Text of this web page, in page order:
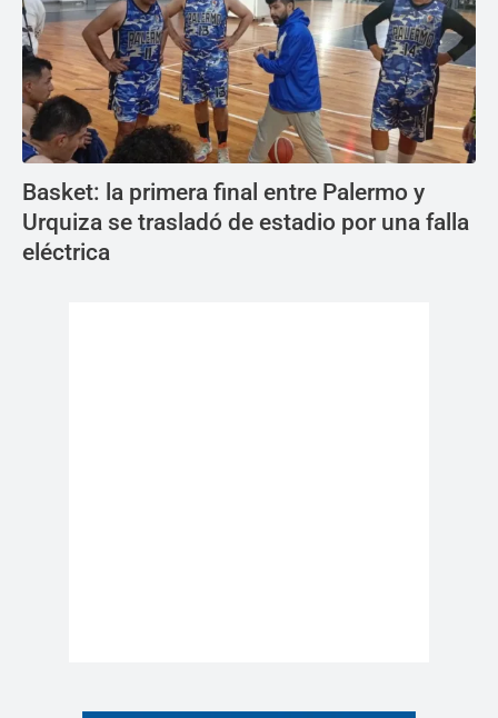
Basket: la primera final entre Palermo y
Urquiza se trasladó de estadio por una falla
eléctrica